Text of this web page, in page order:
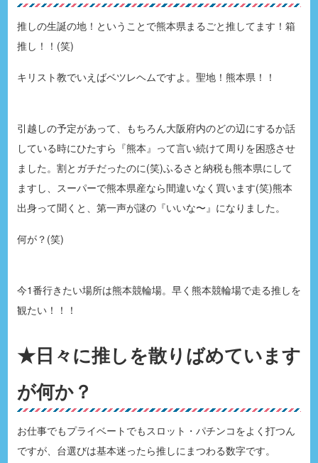
推しの生誕の地！ということで熊本県まるごと推してます！箱
推し！！(笑)
キリスト教でいえばベツレヘムですよ。聖地！熊本県！！
引越しの予定があって、もちろん大阪府内のどの辺にするか話
している時にひたすら『熊本』って言い続けて周りを困惑させ
ました。割とガチだったのに(笑)ふるさと納税も熊本県にして
ますし、スーパーで熊本県産なら間違いなく買います(笑)熊本
出身って聞くと、第一声が謎の『いいな〜』になりました。
何が？(笑)
今1番行きたい場所は熊本競輪場。早く熊本競輪場で走る推しを
観たい！！！
★日々に推しを散りばめています
が何か？
お仕事でもプライベートでもスロット・パチンコをよく打つん
ですが、台選びは基本迷ったら推しにまつわる数字です。